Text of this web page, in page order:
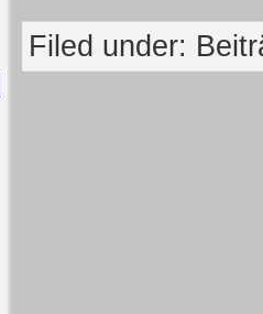
Filed under: